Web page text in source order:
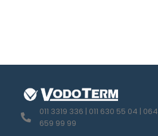
011 3319 336 | 011 630 55 04 | 064
659 99 99